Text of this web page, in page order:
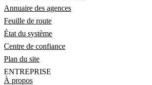
Annuaire des agences
Feuille de route
État du système
Centre de confiance
Plan du site
ENTREPRISE
À propos